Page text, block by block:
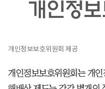
개인정보보호위원회 제공
개인정보보호위원회는 개